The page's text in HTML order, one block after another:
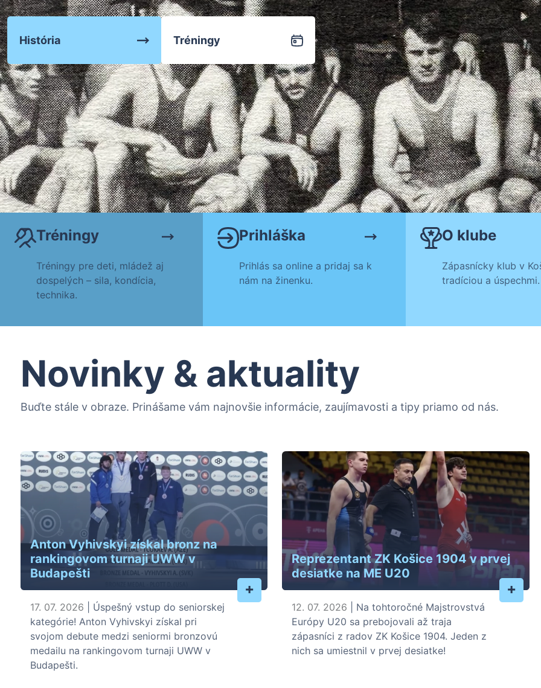
Zápasenie Tréningy
História Tréningy
Tréningy
Tréningy pre deti, mládež aj
dospelých – sila, kondícia,
technika.
Prihláška
Prihlás sa online a pridaj sa k
nám na žinenku.
O klube
Zápasnícky klub v
tradíciou a úspechmi.
Novinky & aktuality
Buďte stále v obraze. Prinášame vám najnovšie informácie, zaujímavosti a tipy priamo od nás.
Anton Vyhivskyi získal bronz na
rankingovom turnaji UWW v
Budapešti
+
17. 07. 2026 | Úspešný vstup do seniorskej
kategórie! Anton Vyhivskyi získal pri
svojom debute medzi seniormi bronzovú
medailu na rankingovom turnaji UWW v
Budapešti.
Reprezentant ZK Košice 1904 v prvej
desiatke na ME U20
+
12. 07. 2026 | Na tohtoročné Majstrovstvá
Európy U20 sa prebojovali až traja
zápasníci z radov ZK Košice 1904. Jeden z
nich sa umiestnil v prvej desiatke!